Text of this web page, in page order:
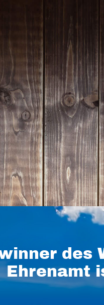
Homepage |
Impressum
Datenschutz
des
Ehrenamt